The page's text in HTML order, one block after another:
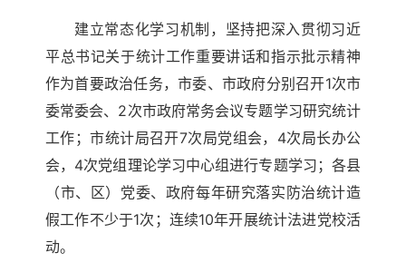
建立常态化学习机制，坚持把深入贯彻习近
平总书记关于统计工作重要讲话和指示批示精神
作为首要政治任务，市委、市政府分别召开1次市
委常委会、2次市政府常务会议专题学习研究统计
工作；市统计局召开7次局党组会，4次局长办公
会，4次党组理论学习中心组进行专题学习；各县
（市、区）党委、政府每年研究落实防治统计造
假工作不少于1次；连续10年开展统计法进党校活
动。